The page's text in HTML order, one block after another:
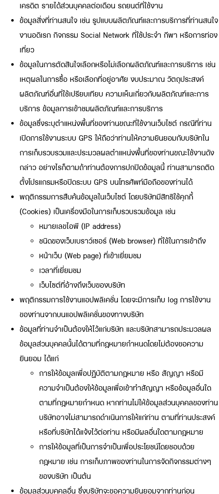
เครดิต รายได้ส่วนบุคคลต่อเดือน รถยนต์ที่ใช้งาน
ข้อมูลสิ่งที่ท่านสนใจ เช่น รูปแบบผลิตภัณฑ์และการบริการที่ท่านสนใจ
งานอดิเรก กิจกรรม Social Network ที่ใช้ประจำ กีฬา หรือการท่อง
เที่ยว
ข้อมูลในการตัดสินใจเลือกหรือไม่เลือกผลิตภัณฑ์และการบริการ เช่น
เหตุผลในการซื้อ หรือเลือกที่อยู่อาศัย งบประมาณ วัตถุประสงค์
ผลิตภัณฑ์อื่นที่ใช้เปรียบเทียบ ความเห็นเกี่ยวกับผลิตภัณฑ์และการ
บริการ ข้อมูลการเข้าชมผลิตภัณฑ์และการบริการ
ข้อมูลซึ่งระบุตำแหน่งพื้นที่ของท่านขณะที่ใช้งานเว็บไซต์ กรณีที่ท่าน
เปิดการใช้งานระบบ GPS ให้ถือว่าท่านให้ความยินยอมกับบริษัทใน
การเก็บรวบรวมและประมวลผลตำแหน่งพื้นที่ของท่านขณะใช้งานดัง
กล่าว อย่างไรก็ตามถ้าท่านต้องการปกปิดข้อมูลนี้ ท่านสามารถติด
ตั้งโปรแกรมหรือปิดระบบ GPS บนโทรศัพท์มือถือของท่านได้
พฤติกรรมการสืบค้นข้อมูลในเว็บไซต์ โดยบริษัทมีสิทธิใช้คุกกี้
(Cookies) เป็นเครื่องมือในการเก็บรวบรวมข้อมูล เช่น
หมายเลขไอพี (IP address)
ชนิดของเว็บเบราว์เซอร์ (Web browser) ที่ใช้ในการเข้าถึง
หน้าเว็บ (Web page) ที่เข้าเยี่ยมชม
เวลาที่เยี่ยมชม
เว็บไซต์ที่อ้างถึงเว็บของบริษัท
พฤติกรรมการใช้งานแอปพลิเคชั่น โดยจะมีการเก็บ log การใช้งาน
ของท่านจากบนแอปพลิเคชั่นของทางบริษัท
ข้อมูลที่ท่านจำเป็นต้องให้ไว้แก่บริษัท และบริษัทสามารถประมวลผล
ข้อมูลส่วนบุคคลนั้นได้ตามที่กฎหมายกำหนดโดยไม่ต้องขอความ
ยินยอม ได้แก่
การให้ข้อมูลเพื่อปฏิบัติตามกฎหมาย หรือ สัญญา หรือมี
ความจำเป็นต้องให้ข้อมูลเพื่อเข้าทำสัญญา หรือข้อมูลอื่นใด
ตามที่กฎหมายกำหนด หากท่านไม่ให้ข้อมูลส่วนบุคคลของท่าน
บริษัทอาจไม่สามารถดำเนินการให้แก่ท่าน ตามที่ท่านประสงค์
หรือที่บริษัทได้แจ้งไว้ต่อท่าน หรือมีผลอื่นใดตามกฎหมาย
การให้ข้อมูลที่เป็นการจำเป็นเพื่อประโยชน์โดยชอบด้วย
กฎหมาย เช่น การเก็บภาพของท่านในการจัดกิจกรรมต่างๆ
ของบริษัท เป็นต้น
ข้อมูลส่วนบุคคลอื่น ซึ่งบริษัทจะขอความยินยอมจากท่านก่อน